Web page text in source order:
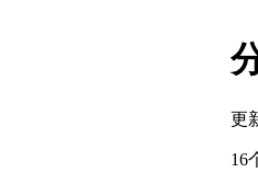
更
16